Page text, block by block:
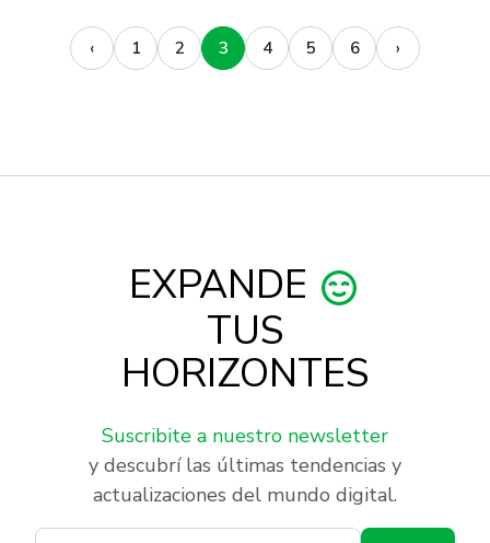
‹ 1 2 3 4 5 6 ›
EXPANDE
TUS
HORIZONTES
Suscribite a nuestro newsletter
y descubrí las últimas tendencias y
actualizaciones del mundo digital.